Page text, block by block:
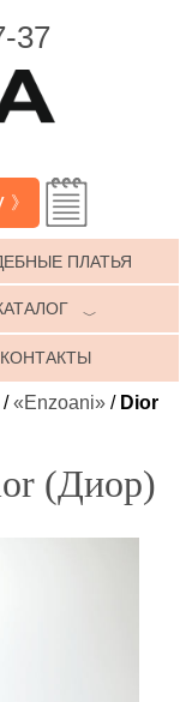
37
》
ПЛАТЬЯ
﹀
КОНТАКТЫ
/«Enzoani» / Dior
(Диор)